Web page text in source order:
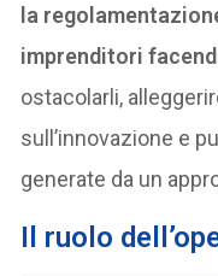
la
imprenditori
ostacolarli,
sull’innovazione e
generate da un
Il ruolo